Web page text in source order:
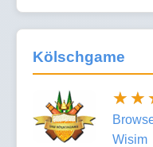
Kölschgame
Wisim